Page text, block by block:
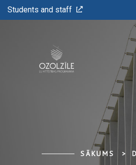
Students and staff
SĀKUMS